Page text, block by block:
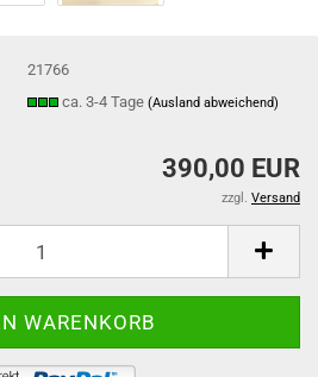
21766
ca. 3-4 Tage(Ausland abweichend)
390,00 EUR
zzgl. Versand